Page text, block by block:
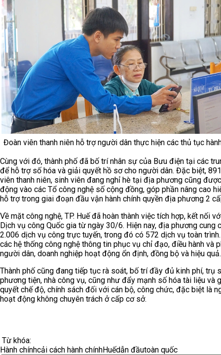
Đoàn viên thanh niên hỗ trợ người dân thực hiện các thủ tục
Cùng với đó, thành phố đã bố trí nhân sự của Bưu điện tại các
để hỗ trợ số hóa và giải quyết hồ sơ cho người dân. Đặc biệt,
viên thanh niên, sinh viên đang nghỉ hè tại địa phương cũng
động vào các Tổ công nghệ số cộng đồng, góp phần nâng cao
hỗ trợ trong giai đoạn đầu vận hành chính quyền địa phương 2
Về mặt công nghệ, TP. Huế đã hoàn thành việc tích hợp, kết nối
Dịch vụ công Quốc gia từ ngày 30/6. Hiện nay, địa phương cung
2.006 dịch vụ công trực tuyến, trong đó có 572 dịch vụ toàn
các hệ thống công nghệ thông tin phục vụ chỉ đạo, điều hành và
người dân, doanh nghiệp hoạt động ổn định, đồng bộ và hiệu quả.
Thành phố cũng đang tiếp tục rà soát, bố trí đầy đủ kinh phí, trụ
phương tiện, nhà công vụ, cũng như đẩy mạnh số hóa tài liệu và
quyết chế độ, chính sách đối với cán bộ, công chức, đặc biệt là
hoạt động không chuyên trách ở cấp cơ sở.
Từ khóa:
Hành chínhcải cách hành chínhHuếdẫn đầutoàn quốc